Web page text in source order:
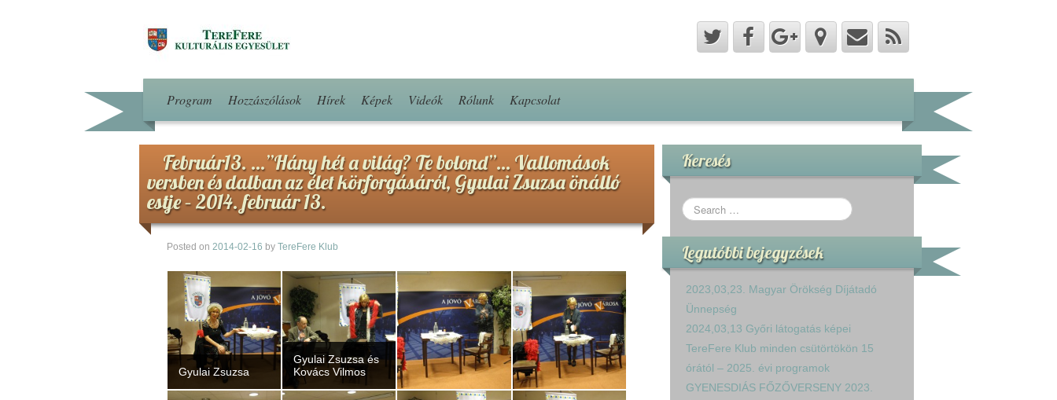
Program Hozzászólások Hírek Képek Videók Rólunk Kapcsolat
Február13. …”Hány hét a világ? Te bolond”… Vallomások
versben és dalban az élet körforgásáról, Gyulai Zsuzsa önálló
estje – 2014. február 13.
Posted on 2014-02-16 by TereFere Klub
Gyulai Zsuzsa
Gyulai Zsuzsa és
Kovács Vilmos
Keresés
Legutóbbi bejegyzések
2023,03,23. Magyar Örökség Díjátadó
Ünnepség
2024,03,13 Győri látogatás képei
TereFere Klub minden csütörtökön 15
órától – 2025. évi programok
GYENESDIÁS FŐZŐVERSENY 2023.